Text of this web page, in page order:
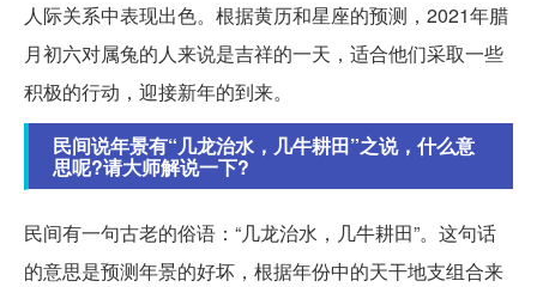
人际关系中表现出色。根据黄历和星座的预测，2021年腊
月初六对属兔的人来说是吉祥的一天，适合他们采取一些
积极的行动，迎接新年的到来。
民间说年景有“几龙治水，几牛耕田”之说，什么意
思呢?请大师解说一下?
民间有一句古老的俗语：“几龙治水，几牛耕田”。这句话
的意思是预测年景的好坏，根据年份中的天干地支组合来